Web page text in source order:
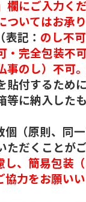
欄にご入力く
ついてはお承
（表記： のし不
・完全包装不
のし）不可。
貼付するため
等に納入した
個（原則、同
だくことがご
し、簡易包装
力をお願いい